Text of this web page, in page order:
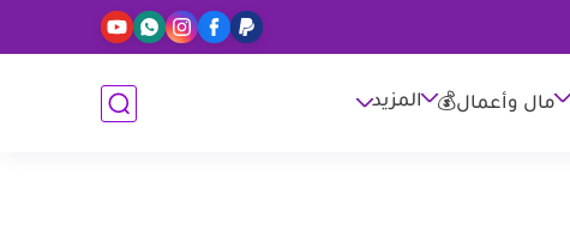
مال وأعمال💰 المزيد